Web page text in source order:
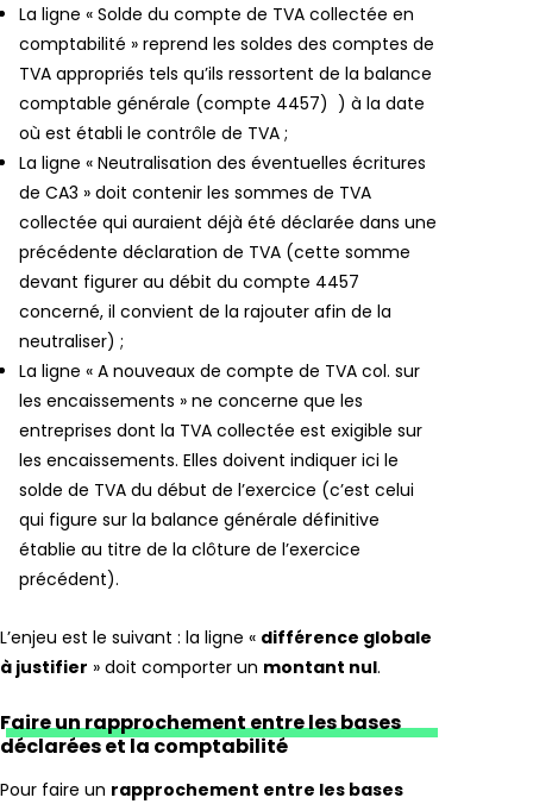
La ligne « Solde du compte de TVA collectée en
comptabilité » reprend les soldes des comptes de
TVA appropriés tels qu’ils ressortent de la balance
comptable générale (compte 4457) ) à la date
où est établi le contrôle de TVA ;
La ligne « Neutralisation des éventuelles écritures
de CA3 » doit contenir les sommes de TVA
collectée qui auraient déjà été déclarée dans une
précédente déclaration de TVA (cette somme
devant figurer au débit du compte 4457
concerné, il convient de la rajouter afin de la
neutraliser) ;
La ligne « A nouveaux de compte de TVA col. sur
les encaissements » ne concerne que les
entreprises dont la TVA collectée est exigible sur
les encaissements. Elles doivent indiquer ici le
solde de TVA du début de l’exercice (c’est celui
qui figure sur la balance générale définitive
établie au titre de la clôture de l’exercice
précédent).
L’enjeu est le suivant : la ligne « différence globale
à justifier » doit comporter un montant nul.
Faire un rapprochement entre les bases
déclarées et la comptabilité
Pour faire un rapprochement entre les bases